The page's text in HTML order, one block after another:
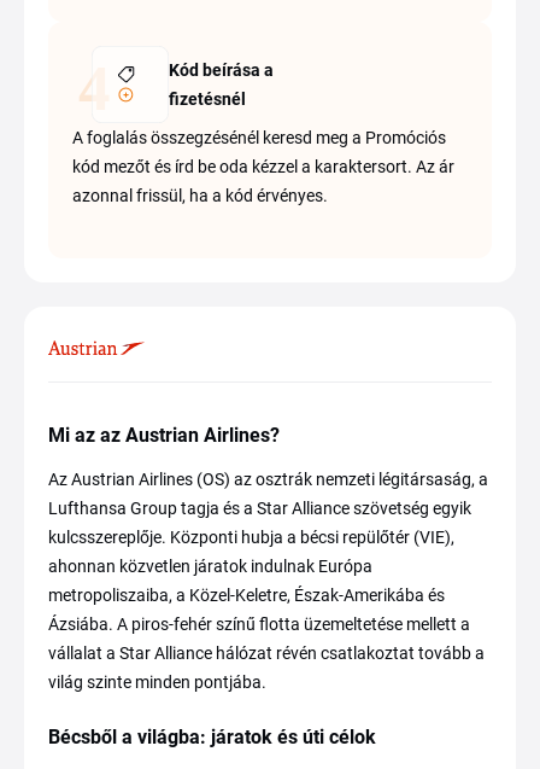
Kód beírása a
fizetésnél
A foglalás összegzésénél keresd meg a Promóciós
kód mezőt és írd be oda kézzel a karaktersort. Az ár
azonnal frissül, ha a kód érvényes.
Mi az az Austrian Airlines?
Az Austrian Airlines (OS) az osztrák nemzeti légitársaság, a
Lufthansa Group tagja és a Star Alliance szövetség egyik
kulcsszereplője. Központi hubja a bécsi repülőtér (VIE),
ahonnan közvetlen járatok indulnak Európa
metropoliszaiba, a Közel-Keletre, Észak-Amerikába és
Ázsiába. A piros-fehér színű flotta üzemeltetése mellett a
vállalat a Star Alliance hálózat révén csatlakoztat tovább a
világ szinte minden pontjába.
Bécsből a világba: járatok és úti célok